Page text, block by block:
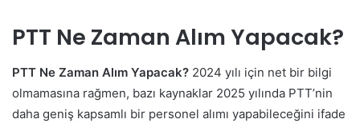
PTT Ne Zaman Alım Yapacak?
PTT Ne Zaman Alım Yapacak? 2024 yılı için net bir bilgi
olmamasına rağmen, bazı kaynaklar 2025 yılında PTT’nin
daha geniş kapsamlı bir personel alımı yapabileceğini ifade